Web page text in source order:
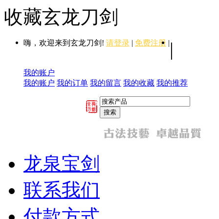
收藏玄龙刀剑
嗨，欢迎来到玄龙刀剑! 请登录 | 免费注册 | |
我的账户
我的账户 我的订单 我的留言 我的收藏 我的推荐
龙泉宝剑
联系我们